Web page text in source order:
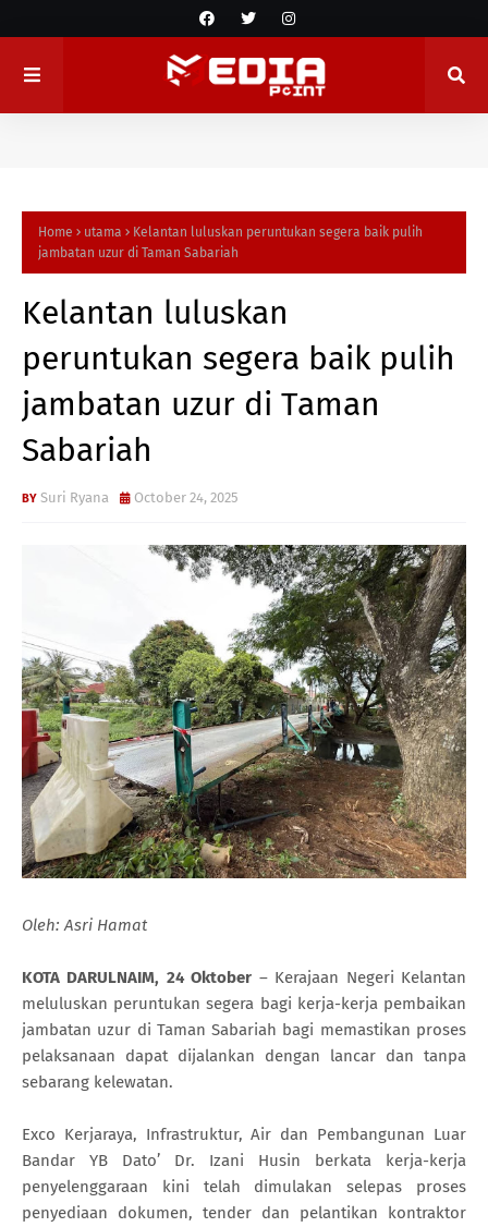
Home utama
Kelantan luluskan peruntukan segera baik pulih
jambatan uzur di Taman Sabariah
Kelantan luluskan
peruntukan segera baik pulih
jambatan uzur di Taman
Sabariah
Suri Ryana October 24, 2025
Oleh: Asri Hamat
KOTA DARULNAIM, 24 Oktober – Kerajaan Negeri Kelantan
meluluskan peruntukan segera bagi kerja-kerja pembaikan
jambatan uzur di Taman Sabariah bagi memastikan proses
pelaksanaan dapat dijalankan dengan lancar dan tanpa
sebarang kelewatan.
Exco Kerjaraya, Infrastruktur, Air dan Pembangunan Luar
Bandar YB Dato’ Dr. Izani Husin berkata kerja-kerja
penyelenggaraan kini telah dimulakan selepas proses
penyediaan dokumen, tender dan pelantikan kontraktor